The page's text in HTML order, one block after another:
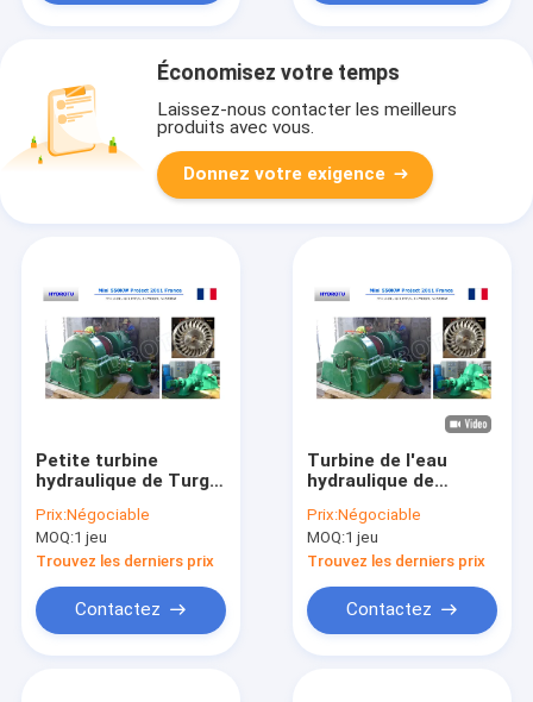
Économisez votre temps
Laissez-nous contacter les meilleurs
produits avec vous.
Donnez votre exigence
Petite turbine
hydraulique de Turgo
moyenne/turbine de
l'eau avec le
Gouverneur And
Electrical Device de
générateur
Prix:Négociable
MOQ:1 jeu
Trouvez les derniers prix
Contactez
Turbine de l'eau
hydraulique de
d'impulsion
principale
moyenne/Turgo avec
le générateur
synchrone
Prix:Négociable
MOQ:1 jeu
Trouvez les derniers prix
Contactez